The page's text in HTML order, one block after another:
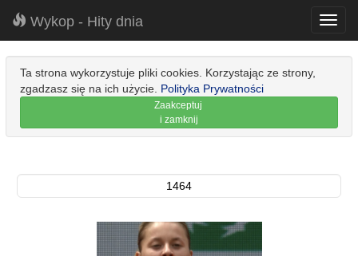
Wykop - Hity dnia
Ta strona wykorzystuje pliki cookies. Korzystając ze strony,
zgadzasz się na ich użycie. Polityka Prywatności
Zaakceptuj
i zamknij
1464